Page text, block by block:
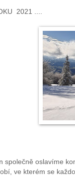
2021 ....
společně oslavíme
ve kterém se